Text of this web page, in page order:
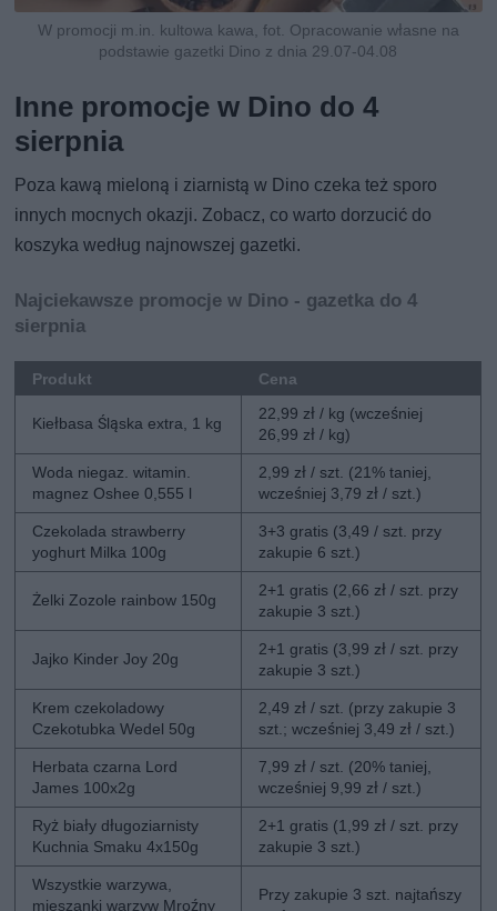
W promocji m.in. kultowa kawa, fot. Opracowanie własne na
podstawie gazetki Dino z dnia 29.07-04.08
Inne promocje w Dino do 4
sierpnia
Poza kawą mieloną i ziarnistą w Dino czeka też sporo
innych mocnych okazji. Zobacz, co warto dorzucić do
koszyka według najnowszej gazetki.
Najciekawsze promocje w Dino - gazetka do 4
sierpnia
Produkt Cena
Kiełbasa Śląska extra, 1 kg
22,99 zł / kg (wcześniej
26,99 zł / kg)
Woda niegaz. witamin.
magnez Oshee 0,555 l
2,99 zł / szt. (21% taniej,
wcześniej 3,79 zł / szt.)
Czekolada strawberry
yoghurt Milka 100g
3+3 gratis (3,49 / szt. przy
zakupie 6 szt.)
Żelki Zozole rainbow 150g
2+1 gratis (2,66 zł / szt. przy
zakupie 3 szt.)
Jajko Kinder Joy 20g
2+1 gratis (3,99 zł / szt. przy
zakupie 3 szt.)
Krem czekoladowy
Czekotubka Wedel 50g
2,49 zł / szt. (przy zakupie 3
szt.; wcześniej 3,49 zł / szt.)
Herbata czarna Lord
James 100x2g
7,99 zł / szt. (20% taniej,
wcześniej 9,99 zł / szt.)
Ryż biały długoziarnisty
Kuchnia Smaku 4x150g
2+1 gratis (1,99 zł / szt. przy
zakupie 3 szt.)
Wszystkie warzywa,
mieszanki warzyw Mroźny
Przy zakupie 3 szt. najtańszy